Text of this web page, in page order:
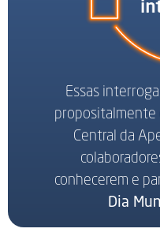
Essas
propositalmente
Central da
conhecerem e
Dia